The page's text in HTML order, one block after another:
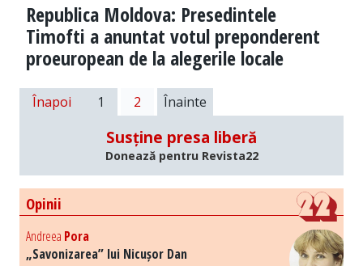
Republica Moldova: Presedintele
Timofti a anuntat votul preponderent
proeuropean de la alegerile locale
Înapoi 1 2 Înainte
Susține presa liberă
Donează pentru Revista22
Opinii
Andreea Pora
„Savonizarea” lui Nicușor Dan